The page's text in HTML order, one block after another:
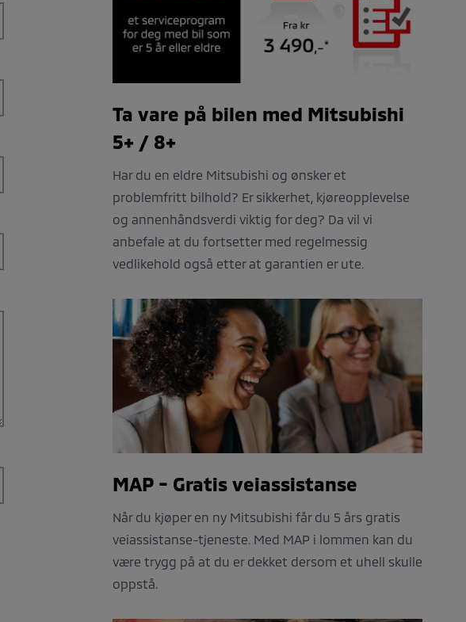
Ta vare på bilen med Mitsubishi
5+ / 8+
Har du en eldre Mitsubishi og ønsker et
problemfritt bilhold? Er sikkerhet, kjøreopplevelse
og annenhåndsverdi viktig for deg? Da vil vi
anbefale at du fortsetter med regelmessig
vedlikehold også etter at garantien er ute.
MAP - Gratis veiassistanse
Når du kjøper en ny Mitsubishi får du 5 års gratis
veiassistanse-tjeneste. Med MAP i lommen kan du
være trygg på at du er dekket dersom et uhell skulle
oppstå.